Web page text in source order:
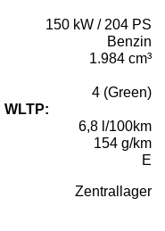
150 kW / 204 PS
Benzin
1.984 cm³
4 (Green)
6,8 l/100km
154 g/km
E
Zentrallager